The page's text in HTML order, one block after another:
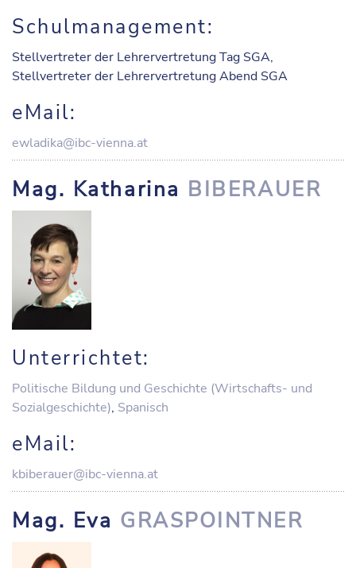
Schulmanagement:
Stellvertreter der Lehrervertretung Tag SGA,
Stellvertreter der Lehrervertretung Abend SGA
eMail:
ewladika@ibc-vienna.at
Mag. Katharina BIBERAUER
Unterrichtet:
Politische Bildung und Geschichte (Wirtschafts- und
Sozialgeschichte), Spanisch
eMail:
kbiberauer@ibc-vienna.at
Mag. Eva GRASPOINTNER